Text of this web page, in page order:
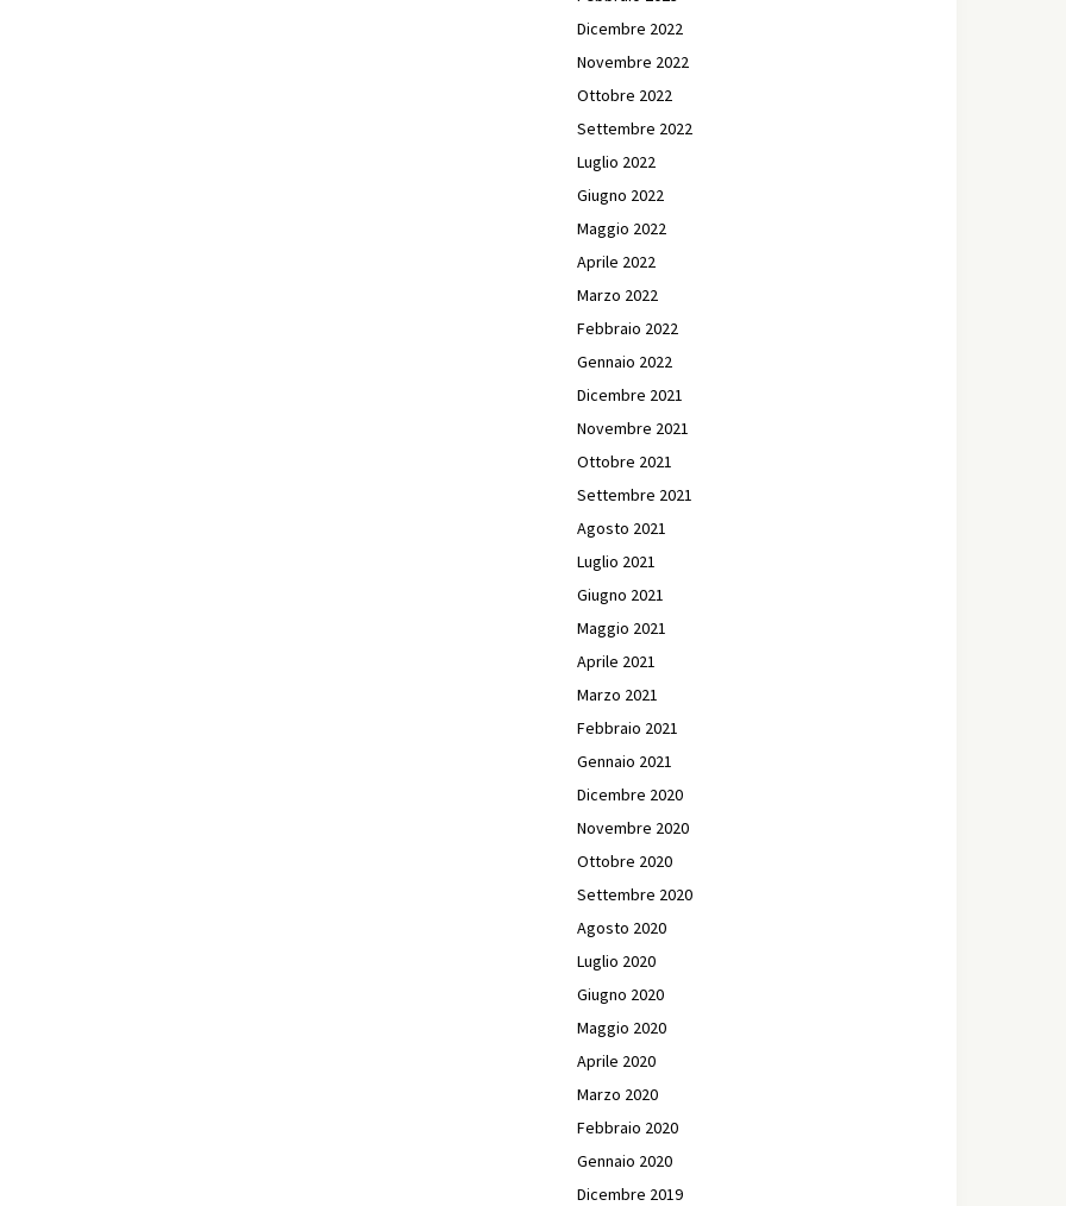
Dicembre 2022
Novembre 2022
Ottobre 2022
Settembre 2022
Luglio 2022
Giugno 2022
Maggio 2022
Aprile 2022
Marzo 2022
Febbraio 2022
Gennaio 2022
Dicembre 2021
Novembre 2021
Ottobre 2021
Settembre 2021
Agosto 2021
Luglio 2021
Giugno 2021
Maggio 2021
Aprile 2021
Marzo 2021
Febbraio 2021
Gennaio 2021
Dicembre 2020
Novembre 2020
Ottobre 2020
Settembre 2020
Agosto 2020
Luglio 2020
Giugno 2020
Maggio 2020
Aprile 2020
Marzo 2020
Febbraio 2020
Gennaio 2020
Dicembre 2019